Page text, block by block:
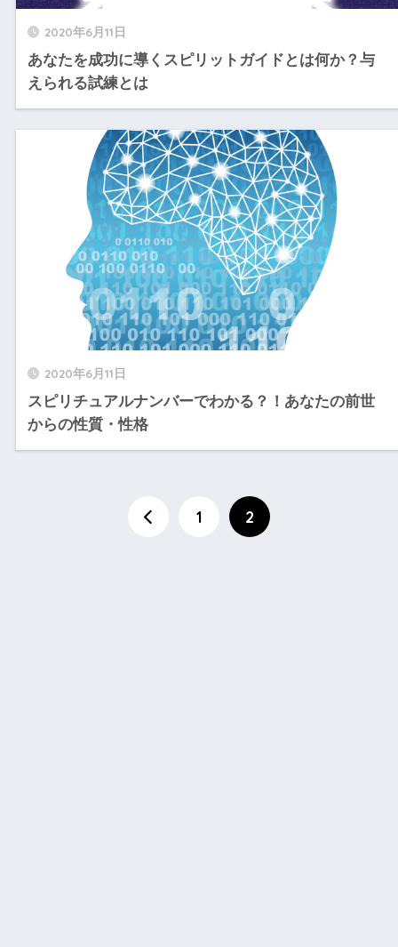
2020年6月11日
あなたを成功に導くスピリットガイドとは何か？与
えられる試練とは
2020年6月11日
スピリチュアルナンバーでわかる？！あなたの前世
からの性質・性格
1 2